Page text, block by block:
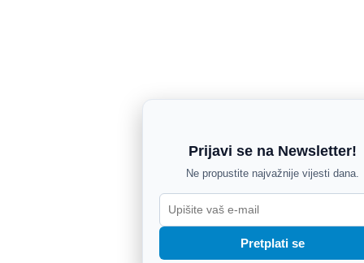
Prijavi se na Newsletter!
Ne propustite najvažnije vijesti dana.
Pretplati se